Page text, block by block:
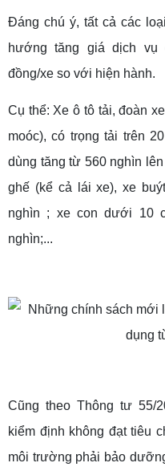
Đáng chú ý, tất cả các
hướng tăng giá dịch vụ
đồng/xe so với hiện hành.
Cụ thể: Xe ô tô tải, đoàn
moóc), có trọng tải trên
dùng tăng từ 560 nghìn
ghế (kể cả lái xe), xe
nghìn ; xe con dưới 10
nghìn;...
Cũng theo Thông tư 55/
kiểm định không đạt tiêu
môi trường phải bảo